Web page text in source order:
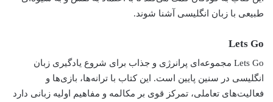
طبیعی با زبان انگلیسی آشنا شوند.
Lets Go
Lets Go مجموعه‌ای پرانرژی و جذاب برای شروع یادگیری زبان
انگلیسی در سنین پایین است. این کتاب با ترانه‌ها، بازی‌ها و
فعالیت‌های تعاملی، تمرکز قوی بر مکالمه و مفاهیم اولیه زبانی دارد